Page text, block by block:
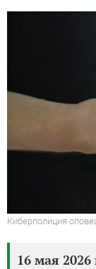
Киберполиция
16 мая